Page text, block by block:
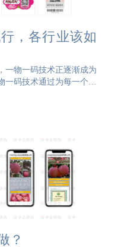
，各行业该如
一物一码技术正逐渐成为
一码技术通过为每一个产
对产品从生产、流通到
一技术的应用不仅提升了
？